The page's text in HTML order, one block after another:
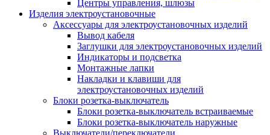
Центры управления, шлюзы
Изделия электроустановочные
Аксессуары для электроустановочных изделий
Вывод кабеля
Заглушки для электроустановочных изделий
Индикаторы и подсветка
Монтажные лапки
Накладки и клавиши для
электроустановочных изделий
Блоки розетка-выключатель
Блоки розетка-выключатель встраиваемые
Блоки розетка-выключатель наружные
Выключатели/переключатели